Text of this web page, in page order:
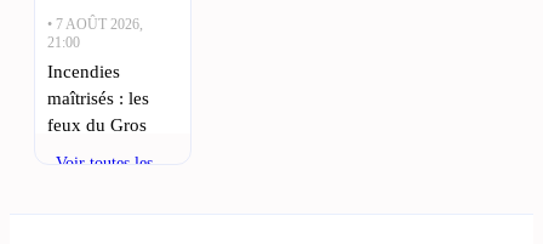
• 7 AOÛT 2026,
21:00
Incendies
maîtrisés : les
feux du Gros
Bessillon et en
Voir toutes les